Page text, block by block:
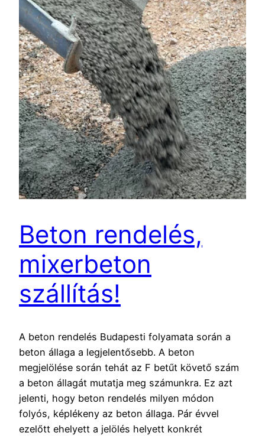
Beton rendelés,
mixerbeton
szállítás!
A beton rendelés Budapesti folyamata során a
beton állaga a legjelentősebb. A beton
megjelölése során tehát az F betűt követő szám
a beton állagát mutatja meg számunkra. Ez azt
jelenti, hogy beton rendelés milyen módon
folyós, képlékeny az beton állaga. Pár évvel
ezelőtt ehelyett a jelölés helyett konkrét